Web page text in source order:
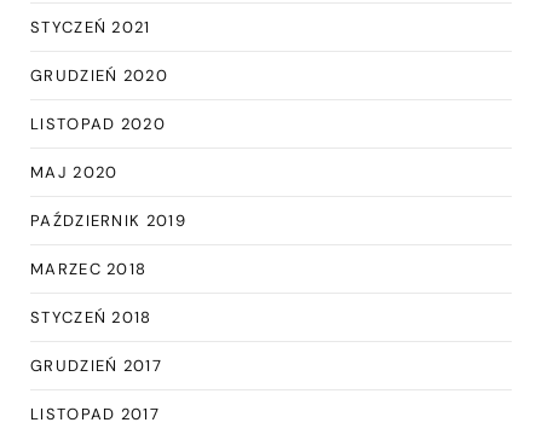
STYCZEŃ 2021
GRUDZIEŃ 2020
LISTOPAD 2020
MAJ 2020
PAŹDZIERNIK 2019
MARZEC 2018
STYCZEŃ 2018
GRUDZIEŃ 2017
LISTOPAD 2017